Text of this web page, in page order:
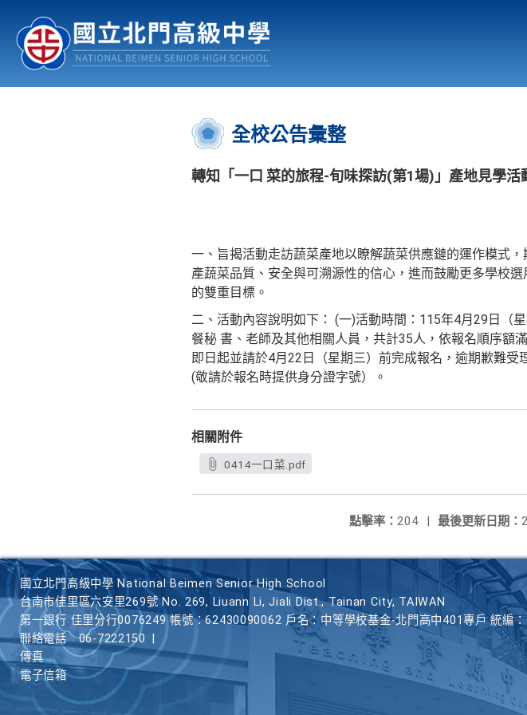
認識北中 行事曆
:::
全校公告彙整
轉知「一口 菜的旅程-旬味探訪(第1場)」產地見學活
一、旨揭活動走訪蔬菜產地以瞭解蔬菜供應鏈的運作模式
產蔬菜品質、安全與可溯源性的信心，進而鼓勵更多學校
的雙重目標。
二、活動內容說明如下： (一)活動時間：115年4月29日（
餐秘 書、老師及其他相關人員，共計35人，依報名順序額
即日起並請於4月22日（星期三）前完成報名，逾期歉難
(敬請於報名時提供身分證字號）。
相關附件
0414一口菜.pdf
最後更新日期：
點擊率： 204 |
國立北門高級中學 National Beimen Senior High School
台南市佳里區六安里269號 No. 269, Liuann Li, Jiali Dist., Tainan City, TAIWAN
第一銀行 佳里分行0076249 帳號：62430090062 戶名：中等學校基金-北門高中401專戶 統編
聯絡電話
06-7222150
傳真
電子信箱